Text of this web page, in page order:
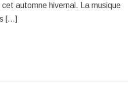
automne hivernal. La musique
[…]